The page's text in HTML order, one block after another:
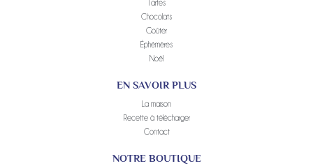
Tartes
Chocolats
Goûter
Éphémères
Noël
EN SAVOIR PLUS
La maison
Recette à télécharger
Contact
NOTRE BOUTIQUE